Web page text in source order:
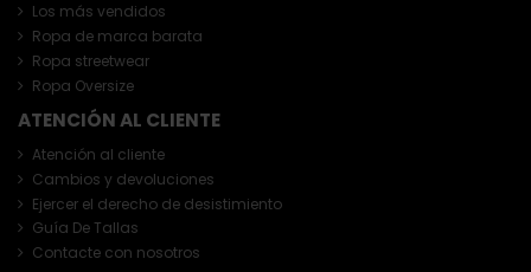
Los más vendidos
Ropa de marca barata
Ropa streetwear
Ropa Oversize
ATENCIÓN AL CLIENTE
Atención al cliente
Cambios y devoluciones
Ejercer el derecho de desistimiento
Guía De Tallas
Contacte con nosotros